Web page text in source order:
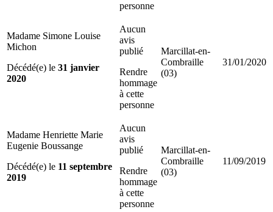
personne
Madame Simone Louise
Michon
Décédé(e) le 31 janvier
2020
Aucun
avis
publié
Rendre
hommage
à cette
personne
Marcillat-en-
Combraille
(03)
31/01/2020
Madame Henriette Marie
Eugenie Boussange
Décédé(e) le 11 septembre
2019
Aucun
avis
publié
Rendre
hommage
à cette
personne
Marcillat-en-
Combraille
(03)
11/09/2019